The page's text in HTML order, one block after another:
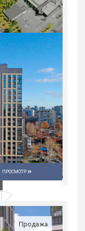
ПРОСМОТР
Продажа